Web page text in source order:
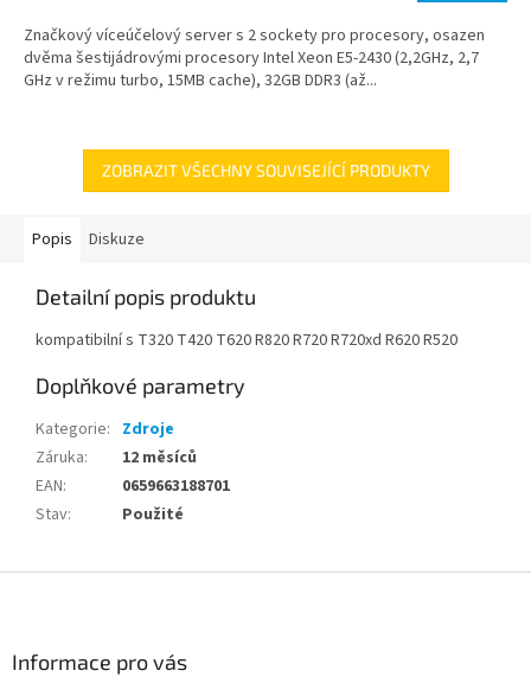
Značkový víceúčelový server s 2 sockety pro procesory, osazen
dvěma šestijádrovými procesory Intel Xeon E5-2430 (2,2GHz, 2,7
GHz v režimu turbo, 15MB cache), 32GB DDR3 (až...
ZOBRAZIT VŠECHNY SOUVISEJÍCÍ PRODUKTY
Popis Diskuze
Detailní popis produktu
kompatibilní s T320 T420 T620 R820 R720 R720xd R620 R520
Doplňkové parametry
Kategorie: Zdroje
Záruka:
12 měsíců
EAN:
0659663188701
Stav: Použité
Informace pro vás